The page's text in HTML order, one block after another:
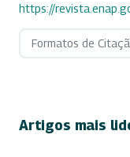
https://
Formatos de
Artigos mais